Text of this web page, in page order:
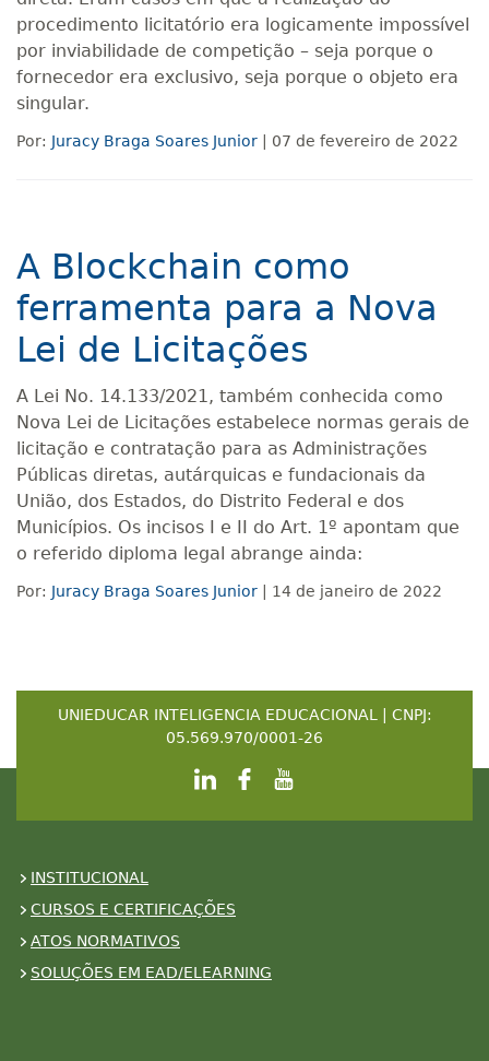
procedimento licitatório era logicamente impossível
por inviabilidade de competição – seja porque o
fornecedor era exclusivo, seja porque o objeto era
singular.
Por: Juracy Braga Soares Junior | 07 de fevereiro de 2022
A Blockchain como
ferramenta para a Nova
Lei de Licitações
A Lei No. 14.133/2021, também conhecida como
Nova Lei de Licitações estabelece normas gerais de
licitação e contratação para as Administrações
Públicas diretas, autárquicas e fundacionais da
União, dos Estados, do Distrito Federal e dos
Municípios. Os incisos I e II do Art. 1º apontam que
o referido diploma legal abrange ainda:
Por: Juracy Braga Soares Junior | 14 de janeiro de 2022
UNIEDUCAR INTELIGENCIA EDUCACIONAL | CNPJ:
05.569.970/0001-26
INSTITUCIONAL
CURSOS E CERTIFICAÇÕES
ATOS NORMATIVOS
SOLUÇÕES EM EAD/ELEARNING